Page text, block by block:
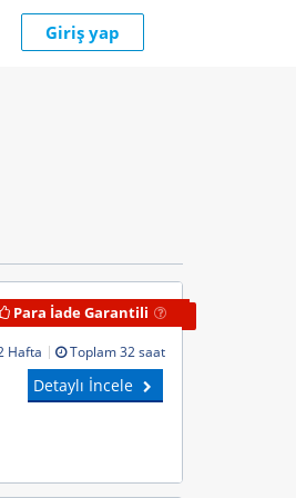
Giriş yap
Para İade Garantili
Hafta Toplam 32 saat
Detaylı İncele